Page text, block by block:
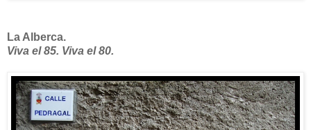
La Alberca.
Viva el 85. Viva el 80.